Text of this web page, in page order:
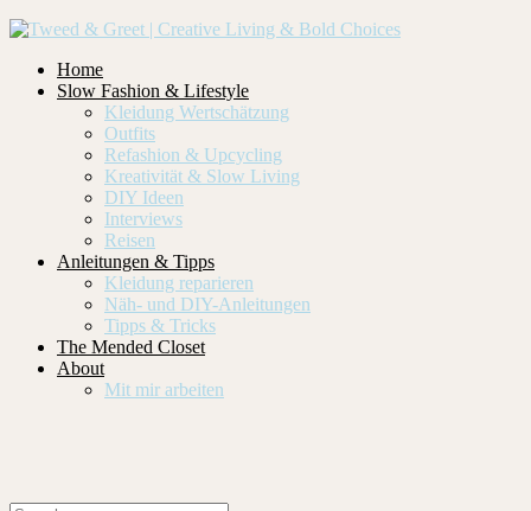
Home
Slow Fashion & Lifestyle
Kleidung Wertschätzung
Outfits
Refashion & Upcycling
Kreativität & Slow Living
DIY Ideen
Interviews
Reisen
Anleitungen & Tipps
Kleidung reparieren
Näh- und DIY-Anleitungen
Tipps & Tricks
The Mended Closet
About
Mit mir arbeiten